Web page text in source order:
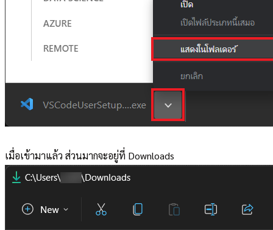
เมื่อเข้ามาแล้ว ส่วนมากจะอยู่ที่ Downloads